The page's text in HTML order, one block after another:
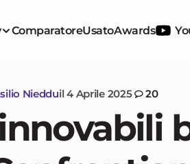
ComparatoreUsatoAwards
Niedduil 4 Aprile 2025 20